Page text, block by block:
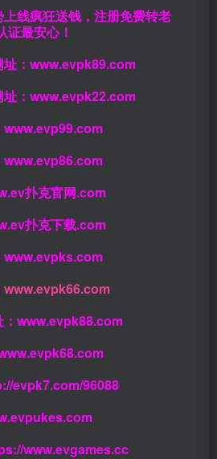
线疯狂送钱，注册免费转老
证最安心！
： www.evpk89.com
： www.evpk22.com
www.evp99.com
www.evp86.com
扑克官网.com
扑克下载.com
www.evpks.com
www.evpk66.com
www.evpk88.com
evpk7.com/96088
www.evgames.cc